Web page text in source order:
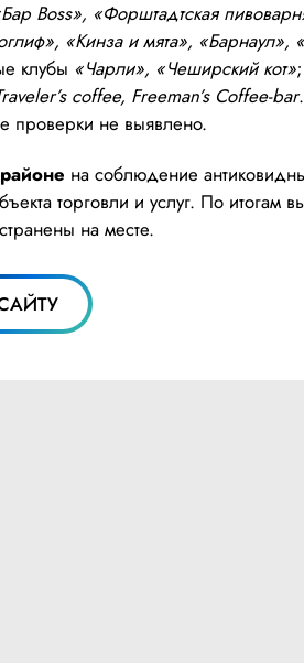
Boss», «Форштадтская
«Кинза и мята», «Барнаул»,
клубы «Чарли», «Чеширский кот»
coffee, Freeman’s Coffee-bar.
проверки не выявлено.
на соблюдение
торговли и услуг. По итогам
на месте.